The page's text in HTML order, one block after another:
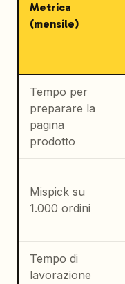
Metrica
(mensile)
Tempo per
preparare la
pagina
prodotto
Mispick su
1.000 ordini
Tempo di
lavorazione